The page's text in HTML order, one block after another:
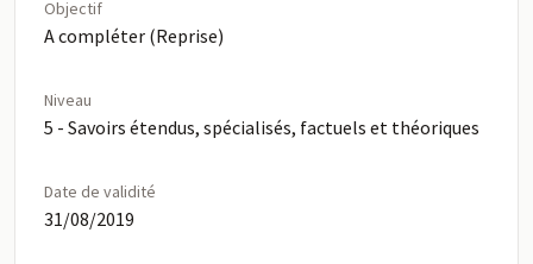
Objectif
A compléter (Reprise)
Niveau
5 - Savoirs étendus, spécialisés, factuels et théoriques
Date de validité
31/08/2019